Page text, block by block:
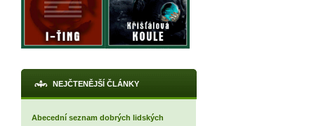
NEJČTENĚJŠÍ ČLÁNKY
Abecední seznam dobrých lidských